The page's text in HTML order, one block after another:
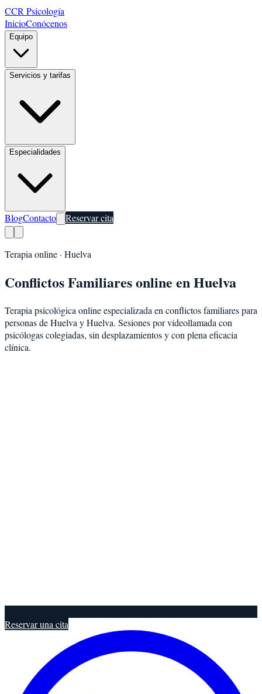
CCR Psicología
InicioConócenos
Equipo
Servicios y tarifas
Especialidades
BlogContacto Reservar cita
Terapia online · Huelva
Conflictos Familiaresonline enHuelva
Terapia psicológica online especializada en conflictos familiarespara
personas deHuelva yHuelva. Sesiones por videollamada con
psicólogas colegiadas, sin desplazamientos y con plena eficacia
clínica.
Reservar una cita